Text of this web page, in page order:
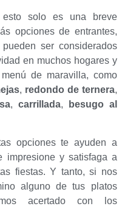
solo es una breve
opciones de entrantes,
ser considerados
en muchos hogares y
de maravilla, como
, redondo de ternera,
, carrillada,
besugo al
opciones te ayuden a
impresione y satisfaga a
fiestas. Y tanto, si nos
alguno de tus platos
acertado con los